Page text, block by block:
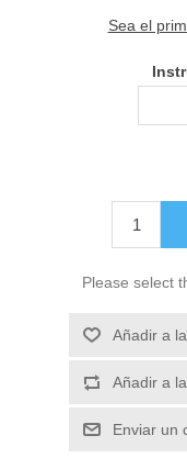
Sea el
Please select